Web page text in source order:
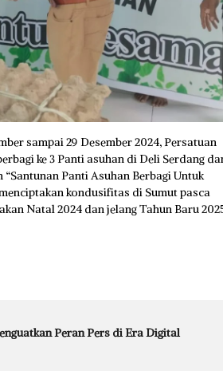
sampai 29 Desember 2024, Persatuan
ke 3 Panti asuhan di Deli Serdang
Panti Asuhan Berbagi Untuk
kondusifitas di Sumut pasca
Natal 2024 dan jelang Tahun Baru
Peran Pers di Era Digital